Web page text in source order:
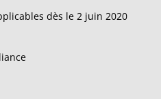
dès le 2 juin 2020